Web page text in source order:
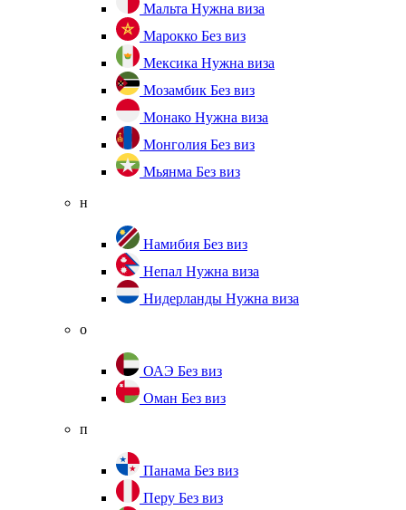
Мальта Нужна виза
Марокко Без виз
Мексика Нужна виза
Мозамбик Без виз
Монако Нужна виза
Монголия Без виз
Мьянма Без виз
н
Намибия Без виз
Непал Нужна виза
Нидерланды Нужна виза
о
ОАЭ Без виз
Оман Без виз
п
Панама Без виз
Перу Без виз